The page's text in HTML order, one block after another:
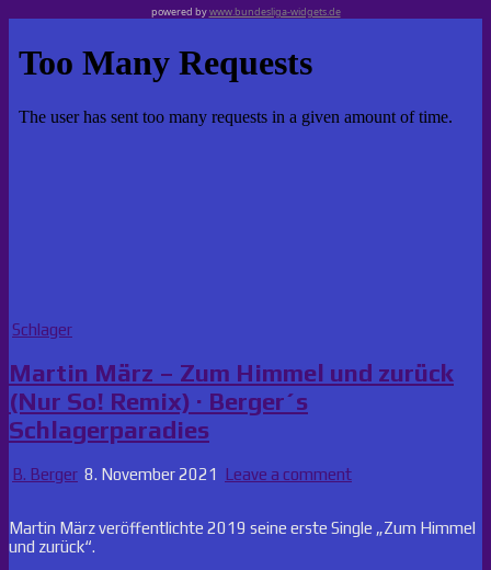
powered bywww.bundesliga-widgets.de
Posted
Schlager
Martin März – Zum Himmel und zurück
(Nur So! Remix) · Berger´s
Schlagerparadies
B. Berger 8. November 2021 Leave a comment
Martin März veröffentlichte 2019 seine erste Single „Zum Himmel
und zurück“.